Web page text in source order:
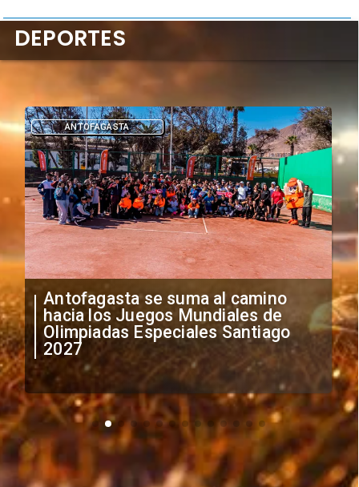
"Falta de profesionalismo": Sifup
anuncia medidas por situación
irregular de futbolistas
extranjeros
DEPORTES
DEPORTES